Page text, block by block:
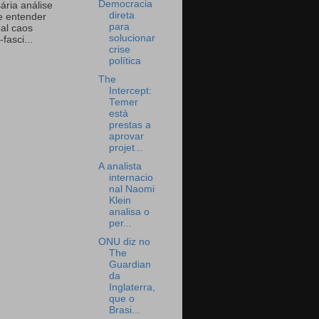
análise
entender
caos
Democracia
direta
para
solucionar
crise
política
The
Intercept:
Temer
está
prestas a
aprovar
projet...
A analista
internacio
nal Naomi
Klein
analisa o
per...
ONU diz no
The
Guardian
da
Inglaterra,
que o
Brasi...